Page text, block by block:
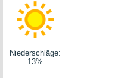
Niederschläge:
13%